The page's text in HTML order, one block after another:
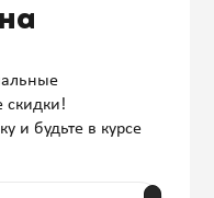
скидки!
и будьте в курсе